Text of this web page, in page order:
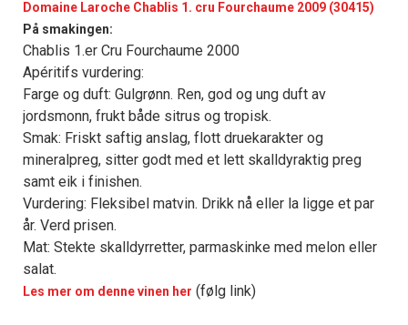
Domaine Laroche Chablis 1. cru Fourchaume 2009 (30415)
På smakingen:
Chablis 1.er Cru Fourchaume 2000
Apéritifs vurdering:
Farge og duft: Gulgrønn. Ren, god og ung duft av
jordsmonn, frukt både sitrus og tropisk.
Smak: Friskt saftig anslag, flott druekarakter og
mineralpreg, sitter godt med et lett skalldyraktig preg
samt eik i finishen.
Vurdering: Fleksibel matvin. Drikk nå eller la ligge et par
år. Verd prisen.
Mat: Stekte skalldyrretter, parmaskinke med melon eller
salat.
Les mer om denne vinen her (følg link)